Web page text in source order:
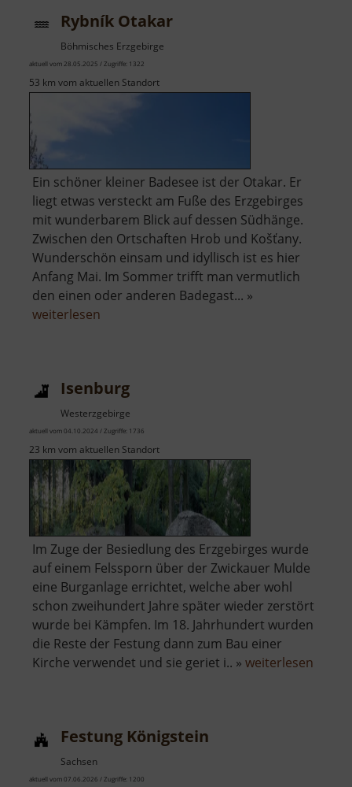
Rybník Otakar
Böhmisches Erzgebirge
aktuell vom 28.05.2025 / Zugriffe: 1322
53 km vom aktuellen Standort
Ein schöner kleiner Badesee ist der Otakar. Er
liegt etwas versteckt am Fuße des Erzgebirges
mit wunderbarem Blick auf dessen Südhänge.
Zwischen den Ortschaften Hrob und Košťany.
Wunderschön einsam und idyllisch ist es hier
Anfang Mai. Im Sommer trifft man vermutlich
den einen oder anderen Badegast... »
weiterlesen
Isenburg
Westerzgebirge
aktuell vom 04.10.2024 / Zugriffe: 1736
23 km vom aktuellen Standort
Im Zuge der Besiedlung des Erzgebirges wurde
auf einem Felssporn über der Zwickauer Mulde
eine Burganlage errichtet, welche aber wohl
schon zweihundert Jahre später wieder zerstört
wurde bei Kämpfen. Im 18. Jahrhundert wurden
die Reste der Festung dann zum Bau einer
Kirche verwendet und sie geriet i.. » weiterlesen
Festung Königstein
Sachsen
aktuell vom 07.06.2026 / Zugriffe: 1200